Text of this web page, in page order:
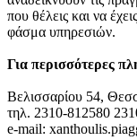
που θέλεις και να
φάσμα υπηρεσιών.
Για περισσότερες
Βελισσαρίου 54,
τηλ. 2310-812580
e-mail: